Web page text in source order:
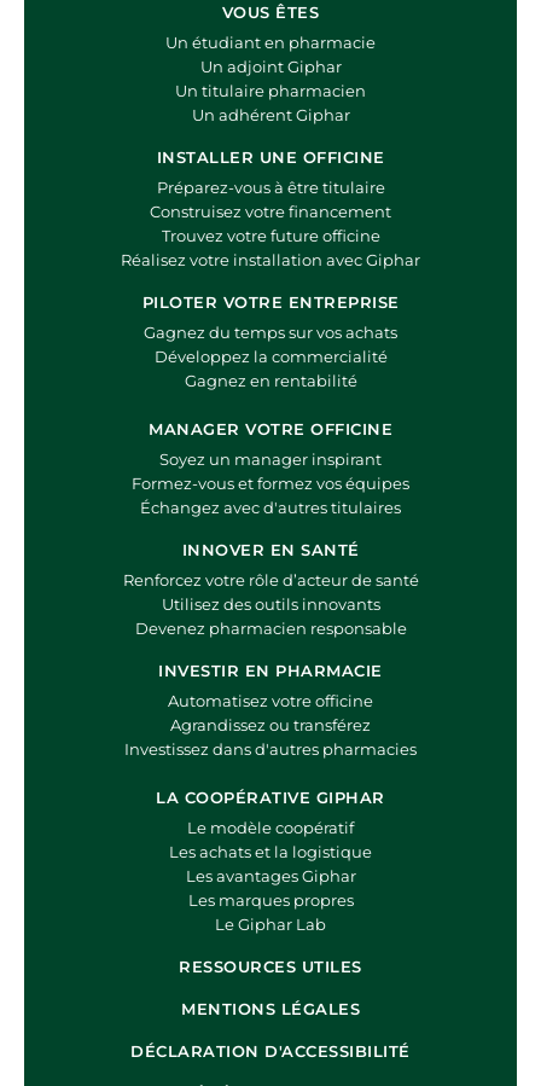
VOUS ÊTES
Un étudiant en pharmacie
Un adjoint Giphar
Un titulaire pharmacien
Un adhérent Giphar
INSTALLER UNE OFFICINE
Préparez-vous à être titulaire
Construisez votre financement
Trouvez votre future officine
Réalisez votre installation avec Giphar
PILOTER VOTRE ENTREPRISE
Gagnez du temps sur vos achats
Développez la commercialité
Gagnez en rentabilité
MANAGER VOTRE OFFICINE
Soyez un manager inspirant
Formez-vous et formez vos équipes
Échangez avec d'autres titulaires
INNOVER EN SANTÉ
Renforcez votre rôle d’acteur de santé
Utilisez des outils innovants
Devenez pharmacien responsable
INVESTIR EN PHARMACIE
Automatisez votre officine
Agrandissez ou transférez
Investissez dans d'autres pharmacies
LA COOPÉRATIVE GIPHAR
Le modèle coopératif
Les achats et la logistique
Les avantages Giphar
Les marques propres
Le Giphar Lab
RESSOURCES UTILES
MENTIONS LÉGALES
DÉCLARATION D'ACCESSIBILITÉ